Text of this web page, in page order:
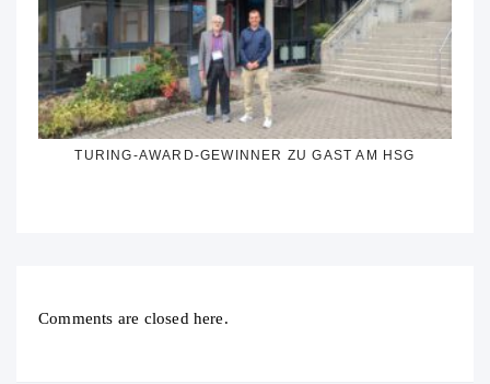
TURING-AWARD-GEWINNER ZU GAST AM HSG
Comments are closed here.